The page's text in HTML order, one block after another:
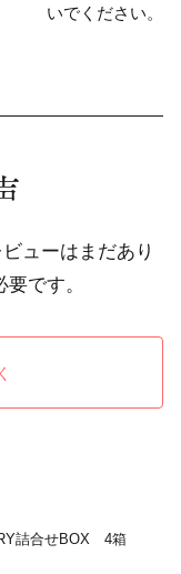
いでください。
ューはまだあり
要です。
詰合せBOX 4箱